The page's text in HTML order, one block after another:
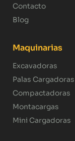
Contacto
Blog
Maquinarias
Excavadoras
Palas Cargadoras
Compactadoras
Montacargas
Mini Cargadoras